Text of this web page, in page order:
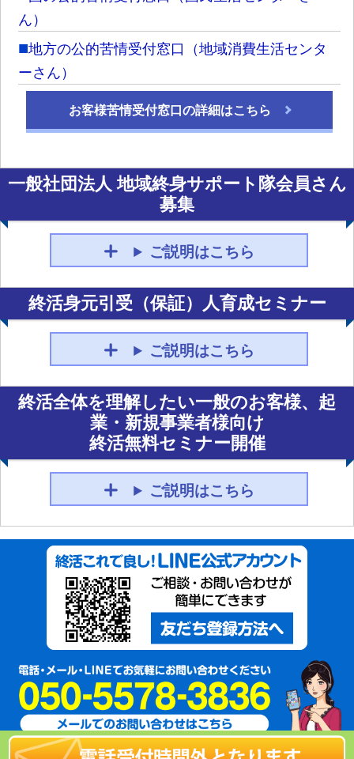
ん）
地方の公的苦情受付窓口（地域消費生活センタ
ーさん）
お客様苦情受付窓口の詳細はこちら
一般社団法人 地域終身サポート隊会員さん
募集
ご説明はこちら
終活身元引受（保証）人育成セミナー
ご説明はこちら
終活全体を理解したい一般のお客様、起
業・新規事業者様向け
終活無料セミナー開催
ご説明はこちら